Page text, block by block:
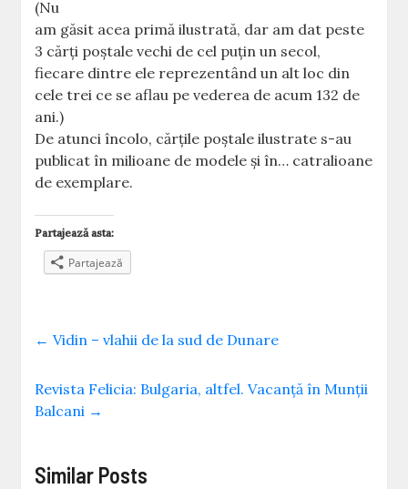
(Nu
am găsit acea primă ilustrată, dar am dat peste
3 cărţi poştale vechi de cel puţin un secol,
fiecare dintre ele reprezentând un alt loc din
cele trei ce se aflau pe vederea de acum 132 de
ani.)
De atunci încolo, cărţile poştale ilustrate s-au
publicat în milioane de modele şi în… catralioane
de exemplare.
Partajează asta:
Partajează
← Vidin – vlahii de la sud de Dunare
Revista Felicia: Bulgaria, altfel. Vacanţă în Munţii
Balcani →
Similar Posts